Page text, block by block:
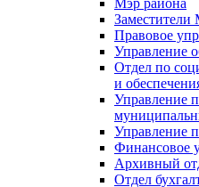
Заместители
Правовое
Управление
Отдел по
и
Управление
Управление
Финансовое
Архивный
Отдел